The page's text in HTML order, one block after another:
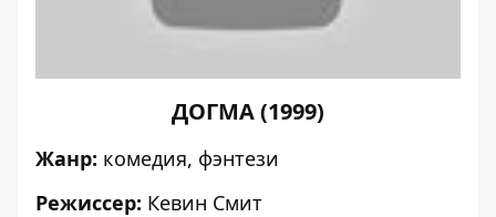
ДОГМА (1999)
Жанр: комедия, фэнтези
Режиссер: Кевин Смит